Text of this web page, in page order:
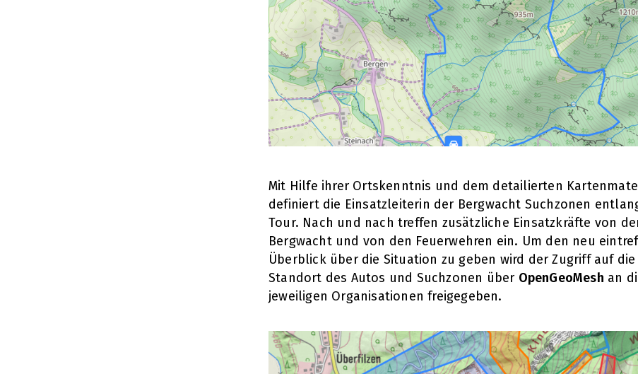
Mit Hilfe ihrer Ortskenntnis und dem detailierten
definiert die Einsatzleiterin der Bergwacht Suchzonen
Tour. Nach und nach treffen zusätzliche Einsatzkräfte von
Bergwacht und von den Feuerwehren ein. Um den neu
Überblick über die Situation zu geben wird der Zugriff auf
Standort des Autos und Suchzonen über OpenGeoMesh an
jeweiligen Organisationen freigegeben.